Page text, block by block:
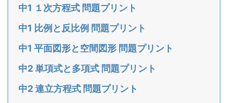
中1 １次方程式 問題プリント
中1 比例と反比例 問題プリント
中1 平面図形と空間図形 問題プリント
中2 単項式と多項式 問題プリント
中2 連立方程式 問題プリント